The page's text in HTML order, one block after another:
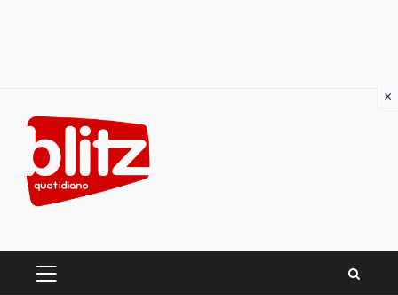
content
PRIMARY
×